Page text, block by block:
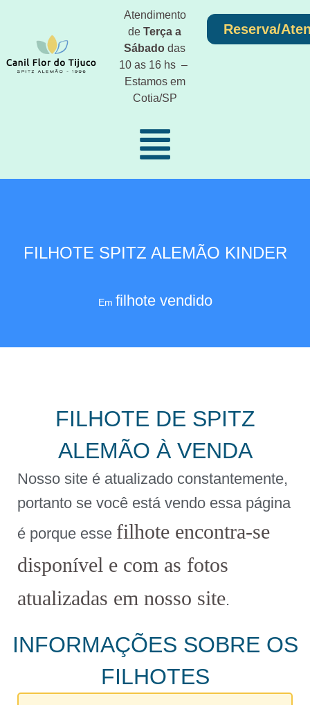
Atendimento
deTerça a
Sábado das
10 as 16 hs –
Estamos em
Cotia/SP
Reserva/
FILHOTE SPITZ ALEMÃO KINDER
Em filhote vendido
FILHOTE DE SPITZ
ALEMÃO À VENDA
Nosso site é atualizado constantemente,
portanto se você está vendo essa página
é porque esse filhote encontra-se
disponível e com as fotos
atualizadas em nosso site.
INFORMAÇÕES SOBRE OS
FILHOTES